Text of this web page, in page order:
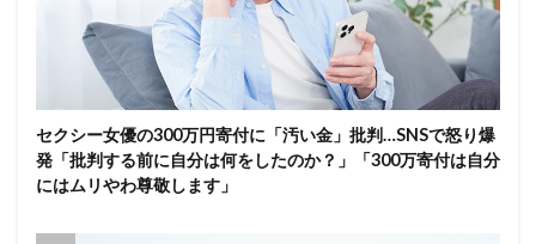
セクシー女優の300万円寄付に「汚い金」批判…SNSで怒り爆
発「批判する前に自分は何をしたのか？」「300万寄付は自分
にはムリやわ尊敬します」